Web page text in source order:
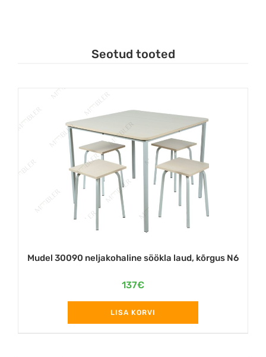
Seotud tooted
Mudel 30090 neljakohaline söökla laud, kõrgus N6
137€
LISA KORVI